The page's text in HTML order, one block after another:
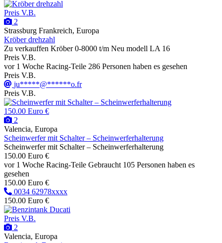
Preis V.B.
2
Strassburg Frankreich, Europa
Kröber drehzahl
Zu verkauffen Kröber 0-8000 t/m Neu modell LA 16
Preis V.B.
vor 1 Woche Racing-Teile 286 Personen haben es gesehen
Preis V.B.
ju*****@******o.fr
Preis V.B.
150.00 Euro €
2
Valencia, Europa
Scheinwerfer mit Schalter – Scheinwerferhalterung
Scheinwerfer mit Schalter – Scheinwerferhalterung
150.00 Euro €
vor 1 Woche Racing-Teile Gebraucht 105 Personen haben es
gesehen
150.00 Euro €
0034 62978xxxx
150.00 Euro €
Preis V.B.
2
Valencia, Europa